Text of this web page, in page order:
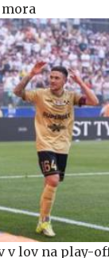
v lov na play-